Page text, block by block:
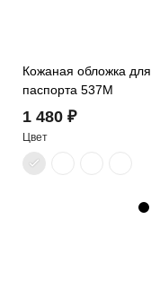
Кожаная обложка для
паспорта 537M
1 480 ₽
Цвет